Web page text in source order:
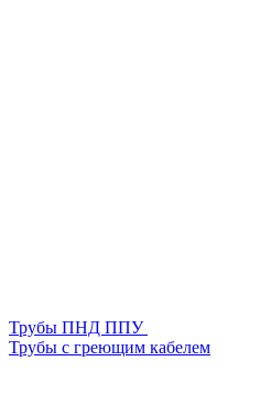
Трубы ПНД ППУ
Трубы с греющим кабелем